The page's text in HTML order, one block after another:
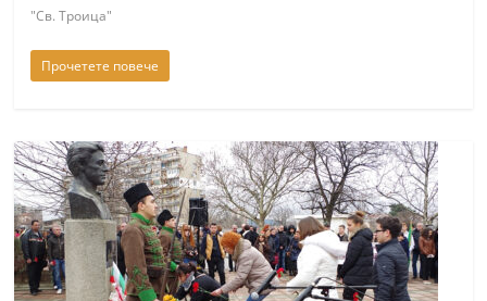
"Св. Троица"
Прочетете повече